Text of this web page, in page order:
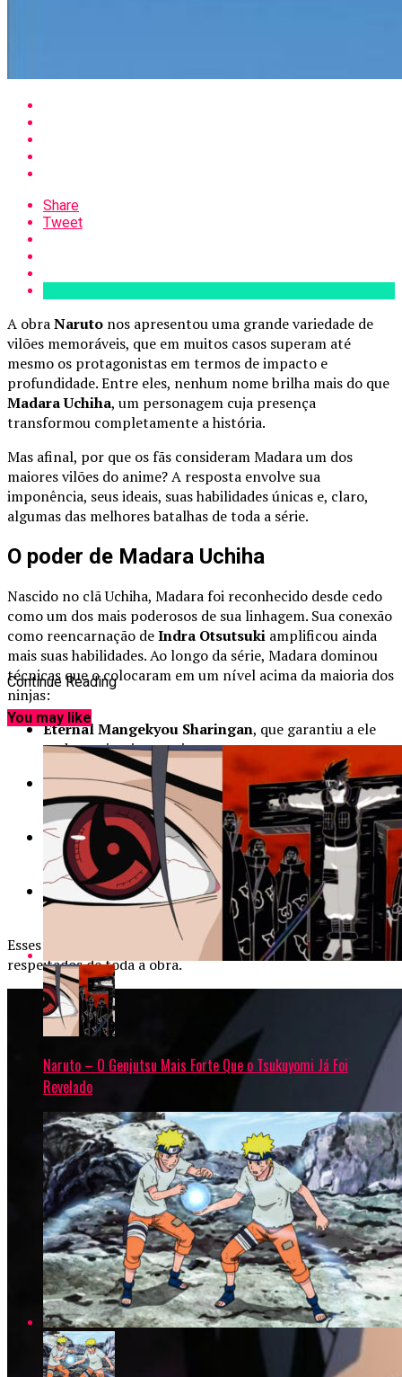
Share
Tweet
A obraNaruto nos apresentou uma grande variedade de
vilões memoráveis, que em muitos casos superam até
mesmo os protagonistas em termos de impacto e
profundidade. Entre eles, nenhum nome brilha mais do que
Madara Uchiha, um personagem cuja presença
transformou completamente a história.
Mas afinal, por que os fãs consideram Madara um dos
maiores vilões do anime? A resposta envolve sua
imponência, seus ideais, suas habilidades únicas e, claro,
algumas das melhores batalhas de toda a série.
O poder de Madara Uchiha
Nascido no clã Uchiha, Madara foi reconhecido desde cedo
como um dos mais poderosos de sua linhagem. Sua conexão
como reencarnação deIndra Otsutsuki amplificou ainda
mais suas habilidades. Ao longo da série, Madara dominou
técnicas que o colocaram em um nível acima da maioria dos
ninjas:
Eternal Mangekyou Sharingan, que garantiu a ele
poderes visuais superiores.
Susanoo Perfeito , capaz de rivalizar com qualquer
outra arma de destruição.
Controle absoluto daKurama, a Raposa de Nove
Caudas.
Transformação emJinchuuriki do Dez Caudas ,
tornando-o praticamente divino.
Esses feitos fazem dele um dos personagens mais temidos e
respeitados de toda a obra.
Continue Reading
You may like
Naruto – O Genjutsu Mais Forte Que o Tsukuyomi Já Foi
Revelado